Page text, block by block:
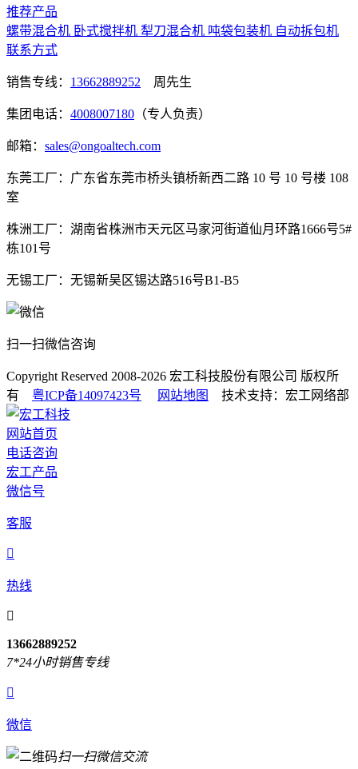
推荐产品
螺带混合机 卧式搅拌机 犁刀混合机 吨袋包装机 自动拆包机
联系方式
销售专线： 13662889252 周先生
集团电话： 4008007180 （专人负责）
邮箱： sales@ongoaltech.com
东莞工厂：广东省东莞市桥头镇桥新西二路 10 号 10 号楼 108
室
株洲工厂：湖南省株洲市天元区马家河街道仙月环路1666号5#
栋101号
无锡工厂：无锡新吴区锡达路516号B1-B5
扫一扫微信咨询
Copyright Reserved 2008-2026 宏工科技股份有限公司 版权所
有 粤ICP备14097423号 网站地图 技术支持：宏工网络部
网站首页
电话咨询
宏工产品
微信号
客服

热线

13662889252
7*24小时销售专线

微信
扫一扫微信交流